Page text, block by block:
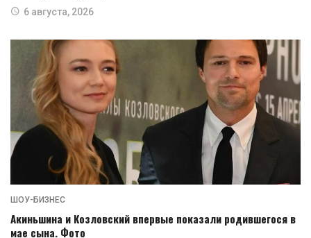
6 августа, 2026
ШОУ-БИЗНЕС
Акиньшина и Козловский впервые показали родившегося в
мае сына. Фото